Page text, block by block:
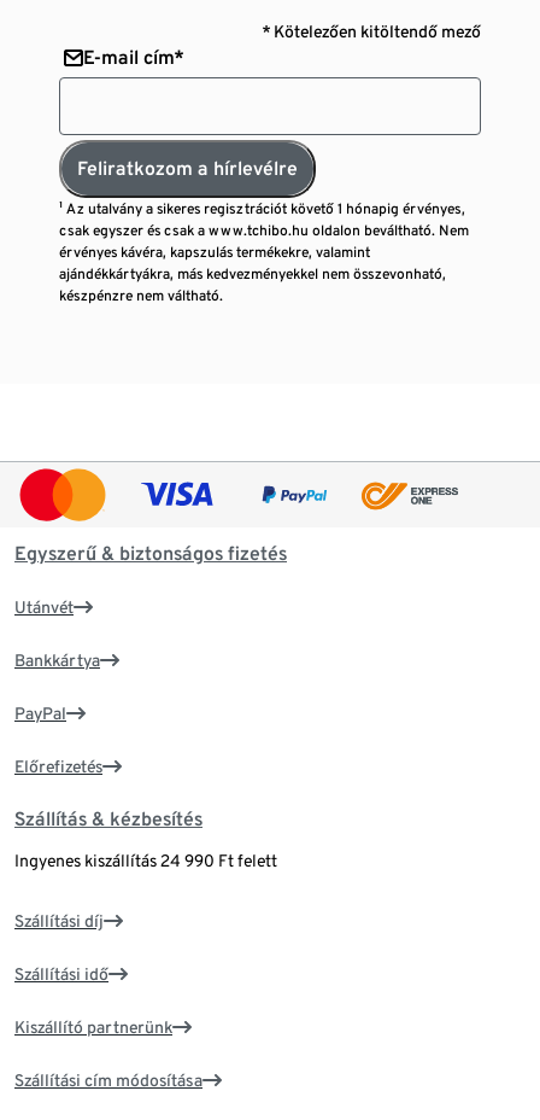
* Kötelezően kitöltendő mező
E-mail cím*
Feliratkozom a hírlevélre
¹ Az utalvány a sikeres regisztrációt követő 1 hónapig érvényes,
csak egyszer és csak a www.tchibo.hu oldalon beváltható. Nem
érvényes kávéra, kapszulás termékekre, valamint
ajándékkártyákra, más kedvezményekkel nem összevonható,
készpénzre nem váltható.
Egyszerű & biztonságos fizetés
Utánvét
Bankkártya
PayPal
Előrefizetés
Szállítás & kézbesítés
Ingyenes kiszállítás 24 990 Ft felett
Szállítási díj
Szállítási idő
Kiszállító partnerünk
Szállítási cím módosítása